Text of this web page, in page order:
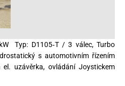
Typ: D1105‑T / 3 válec, Turbo
s automotivním řízením
uzávěrka, ovládání Joystickem